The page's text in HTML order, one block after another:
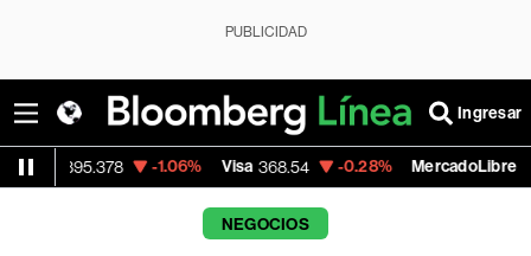
PUBLICIDAD
Ingresar
-1.06% Visa 368.54 -0.28% MercadoLibre 1,924.95
NEGOCIOS